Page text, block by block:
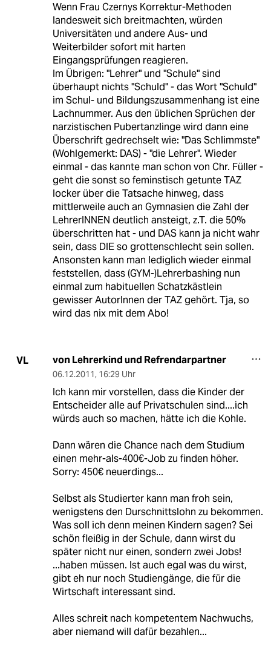
Wenn Frau Czernys Korrektur-Methoden
landesweit sich breitmachten, würden
Universitäten und andere Aus- und
Weiterbilder sofort mit harten
Eingangsprüfungen reagieren.
Im Übrigen: "Lehrer" und "Schule" sind
überhaupt nichts "Schuld" - das Wort "Schuld"
im Schul- und Bildungszusammenhang ist eine
Lachnummer. Aus den üblichen Sprüchen der
narzistischen Pubertanzlinge wird dann eine
Überschrift gedrechselt wie: "Das Schlimmste"
(Wohlgemerkt: DAS) - "die Lehrer". Wieder
einmal - das kannte man schon von Chr. Füller -
geht die sonst so feminstisch getunte TAZ
locker über die Tatsache hinweg, dass
mittlerweile auch an Gymnasien die Zahl der
LehrerINNEN deutlich ansteigt, z.T. die 50%
überschritten hat - und DAS kann ja nicht wahr
sein, dass DIE so grottenschlecht sein sollen.
Ansonsten kann man lediglich wieder einmal
feststellen, dass (GYM-)Lehrerbashing nun
einmal zum habituellen Schatzkästlein
gewisser AutorInnen der TAZ gehört. Tja, so
wird das nix mit dem Abo!
VL von Lehrerkind und Refrendarpartner
06.12.2011, 16:29 Uhr
Ich kann mir vorstellen, dass die Kinder der
Entscheider alle auf Privatschulen sind....ich
würds auch so machen, hätte ich die Kohle.
Dann wären die Chance nach dem Studium
einen mehr-als-400€-Job zu finden höher.
Sorry: 450€ neuerdings...
Selbst als Studierter kann man froh sein,
wenigstens den Durschnittslohn zu bekommen.
Was soll ich denn meinen Kindern sagen? Sei
schön fleißig in der Schule, dann wirst du
später nicht nur einen, sondern zwei Jobs!
...haben müssen. Ist auch egal was du wirst,
gibt eh nur noch Studiengänge, die für die
Wirtschaft interessant sind.
Alles schreit nach kompetentem Nachwuchs,
aber niemand will dafür bezahlen...